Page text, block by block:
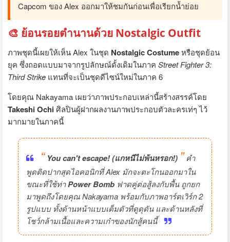
Capcom ของ Alex ออกมาให้ชมกันก่อนเพื่อเรียกน้ำย่อย
🎨 ย้อนรอยตำนานด้วย Nostalgic Outfit
ภาพชุดนี้เผยให้เห็น Alex ในชุด Nostalgic Costumeหรือชุดย้อน
ยุค ซึ่งถอดแบบมาจากรูปลักษณ์ดั้งเดิมในภาค Street Fighter 3:
Third Strike แทนที่จะเป็นชุดดีไซน์ใหม่ในภาค 6
โดยคุณ Nakayama เผยว่าภาพประกอบเหล่านี้สร้างสรรค์โดย
Takeshi Ochiศิลปินผู้ฝากผลงานภาพประกอบตัวละครเท่ๆ ไว้
มากมายในภาคนี้
“ You can't escape! (แกหนีไม่พ้นหรอก!) ”คำ
พูดติดปากสุดไอคอนิกที่ Alex มักจะตะโกนออกมาใน
ขณะที่ใช้ท่าPower Bomb ฟาดคู่ต่อสู้ลงกับพื้น ถูกยก
มาพูดถึงโดยคุณ Nakayama พร้อมกับภาพอาร์ตเวิร์ก 2
รูปแบบ ทั้งด้านหน้าแบบเต็มตัวที่ดูดุดัน และด้านหลังที่
โชว์กล้ามเนื้อและความเก๋าของนักสู้คนนี้